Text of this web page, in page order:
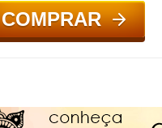
COMPRAR